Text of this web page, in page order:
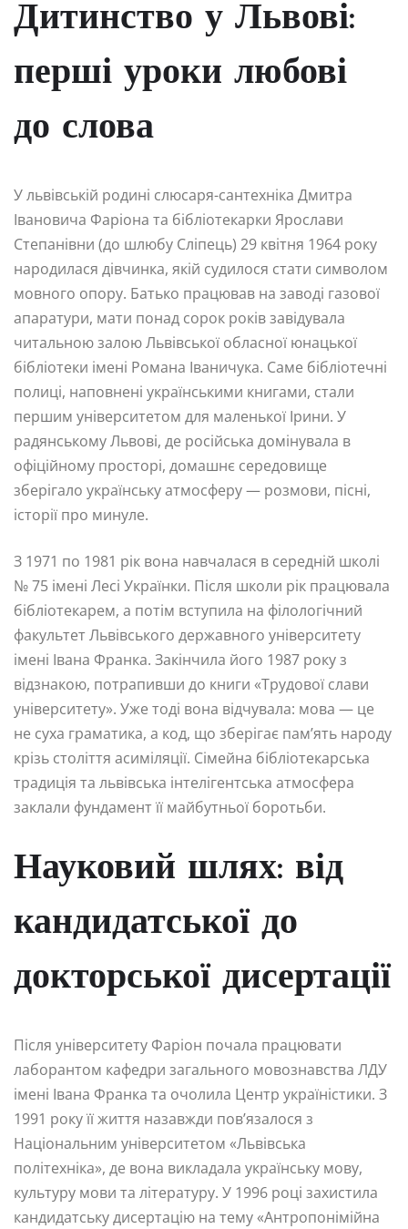
Дитинство у Львові:
перші уроки любові
до слова
У львівській родині слюсаря-сантехніка Дмитра
Івановича Фаріона та бібліотекарки Ярослави
Степанівни (до шлюбу Сліпець) 29 квітня 1964 року
народилася дівчинка, якій судилося стати символом
мовного опору. Батько працював на заводі газової
апаратури, мати понад сорок років завідувала
читальною залою Львівської обласної юнацької
бібліотеки імені Романа Іваничука. Саме бібліотечні
полиці, наповнені українськими книгами, стали
першим університетом для маленької Ірини. У
радянському Львові, де російська домінувала в
офіційному просторі, домашнє середовище
зберігало українську атмосферу — розмови, пісні,
історії про минуле.
З 1971 по 1981 рік вона навчалася в середній школі
№ 75 імені Лесі Українки. Після школи рік працювала
бібліотекарем, а потім вступила на філологічний
факультет Львівського державного університету
імені Івана Франка. Закінчила його 1987 року з
відзнакою, потрапивши до книги «Трудової слави
університету». Уже тоді вона відчувала: мова — це
не суха граматика, а код, що зберігає пам’ять народу
крізь століття асиміляції. Сімейна бібліотекарська
традиція та львівська інтелігентська атмосфера
заклали фундамент її майбутньої боротьби.
Науковий шлях: від
кандидатської до
докторської дисертації
Після університету Фаріон почала працювати
лаборантом кафедри загального мовознавства ЛДУ
імені Івана Франка та очолила Центр україністики. З
1991 року її життя назавжди пов’язалося з
Національним університетом «Львівська
політехніка», де вона викладала українську мову,
культуру мови та літературу. У 1996 році захистила
кандидатську дисертацію на тему «Антропонімійна